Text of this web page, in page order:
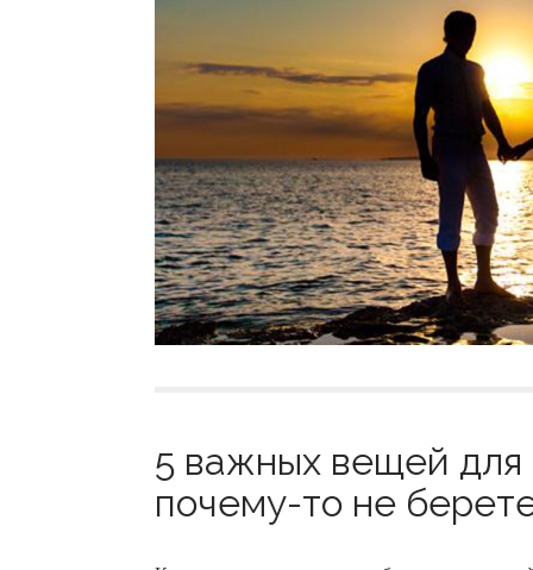
5 важных вещей для
почему-то не